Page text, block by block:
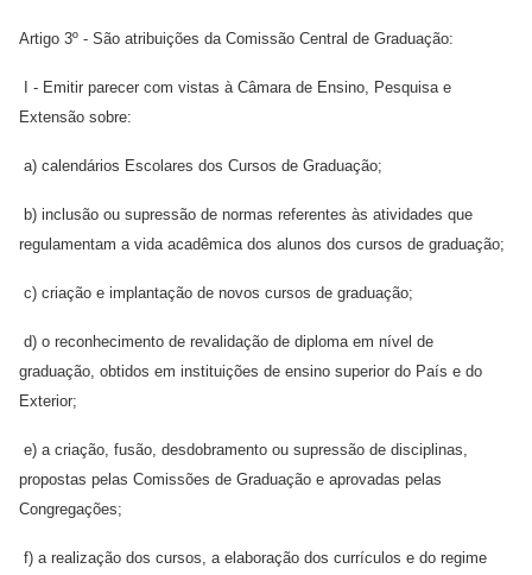
Artigo 3º - São atribuições da Comissão Central de Graduação:
I - Emitir parecer com vistas à Câmara de Ensino, Pesquisa e
Extensão sobre:
a) calendários Escolares dos Cursos de Graduação;
b) inclusão ou supressão de normas referentes às atividades que
regulamentam a vida acadêmica dos alunos dos cursos de graduação;
c) criação e implantação de novos cursos de graduação;
d) o reconhecimento de revalidação de diploma em nível de
graduação, obtidos em instituições de ensino superior do País e do
Exterior;
e) a criação, fusão, desdobramento ou supressão de disciplinas,
propostas pelas Comissões de Graduação e aprovadas pelas
Congregações;
f) a realização dos cursos, a elaboração dos currículos e do regime